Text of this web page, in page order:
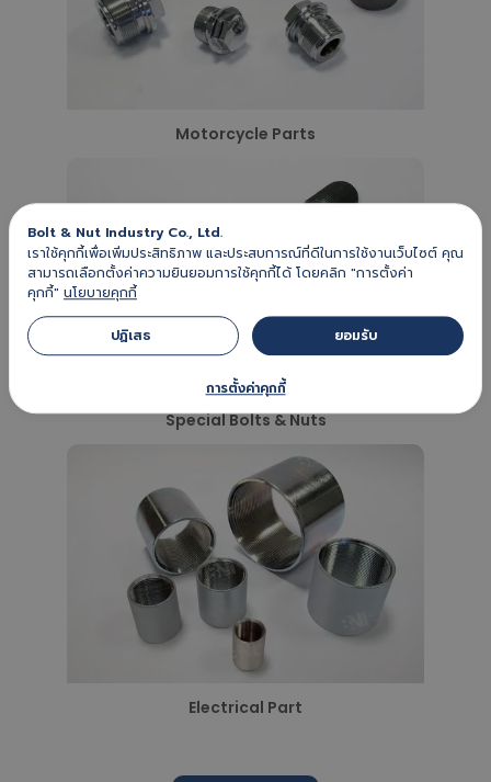
Motorcycle Parts
Special Bolts & Nuts
Electrical Part
Bolt & Nut Industry Co., Ltd.
เราใช้คุกกี้เพื่อเพิ่มประสิทธิภาพ และประสบการณ์ที่ดีในการใช้งานเว็บไซต์ คุณ
สามารถเลือกตั้งค่าความยินยอมการใช้คุกกี้ได้ โดยคลิก "การตั้งค่า
คุกกี้" นโยบายคุกกี้
ปฏิเสธ ยอมรับ
การตั้งค่าคุกกี้